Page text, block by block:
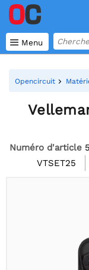
 Menu
Opencircuit
Numéro d'article
VTSET25